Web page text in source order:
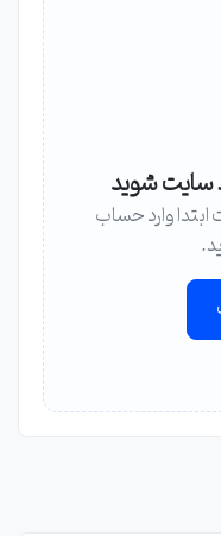
سایت شوید
وارد حساب